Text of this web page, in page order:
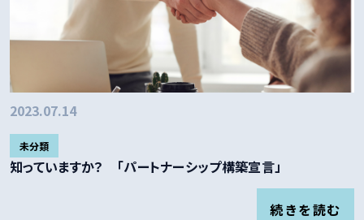
2023.07.14
未分類
知っていますか？ 「パートナーシップ構築宣言」
続きを読む